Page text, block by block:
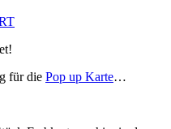
für die Pop up Karte…